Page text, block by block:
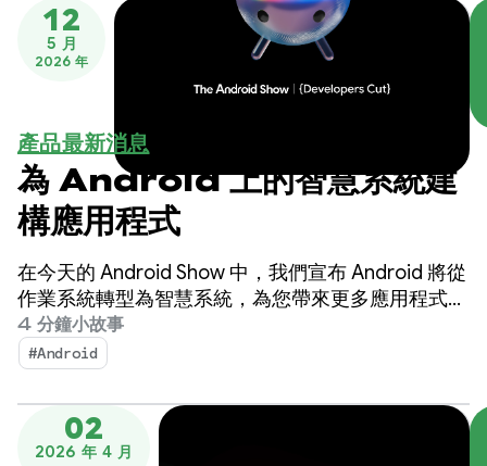
12
5 月
2026 年
產品最新消息
為 Android 上的智慧系統建
構應用程式
在今天的 Android Show 中，我們宣布 Android 將從
作業系統轉型為智慧系統，為您帶來更多應用程式互
動商機。
4 分鐘小故事
#Android
02
2026 年 4 月